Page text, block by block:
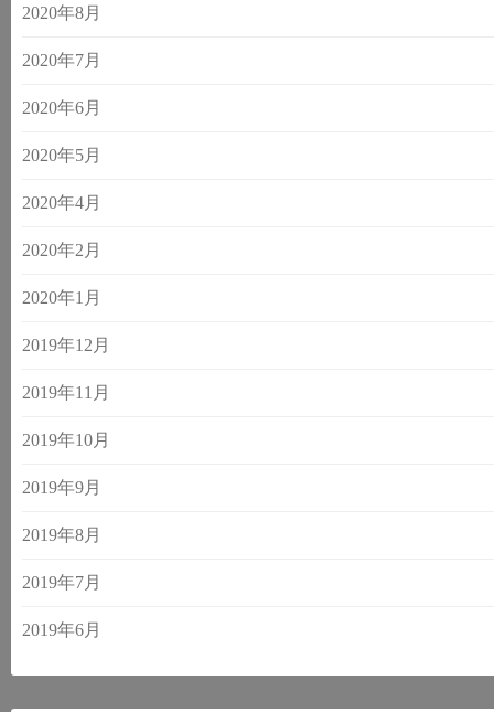
2020年8月
2020年7月
2020年6月
2020年5月
2020年4月
2020年2月
2020年1月
2019年12月
2019年11月
2019年10月
2019年9月
2019年8月
2019年7月
2019年6月